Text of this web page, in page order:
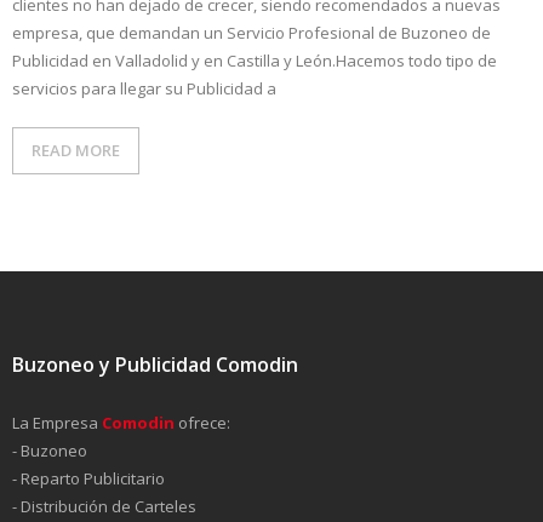
clientes no han dejado de crecer, siendo recomendados a nuevas
empresa, que demandan un Servicio Profesional de Buzoneo de
Publicidad en Valladolid y en Castilla y León.Hacemos todo tipo de
servicios para llegar su Publicidad a
READ MORE
Buzoneo y Publicidad Comodin
La Empresa Comodin ofrece:
- Buzoneo
- Reparto Publicitario
- Distribución de Carteles